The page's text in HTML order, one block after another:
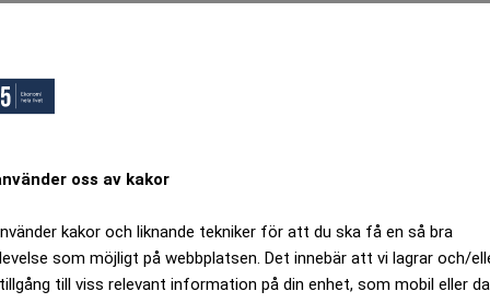
oss av kakor
kakor och liknande tekniker för att du ska få en så bra
som möjligt på webbplatsen. Det innebär att vi lagrar och/
till viss relevant information på din enhet, som mobil eller